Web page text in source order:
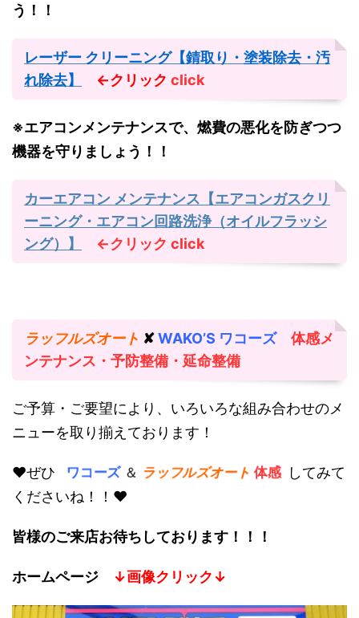
う！！
レーザー クリーニング【錆取り・塗装除去・汚
れ除去】
←クリック click
※エアコンメンテナンスで、燃費の悪化を防ぎつつ
機器を守りましょう！！
カーエアコン メンテナンス【エアコンガスクリ
ーニング・エアコン回路洗浄（オイルフラッシ
ング）】
←クリック click
ラッフルズオート ✘WAKO’S ワコーズ 体感メ
ンテナンス・予防整備・延命整備
ご予算・ご要望により、いろいろな組み合わせのメ
ニューを取り揃えております！
♥ぜひ ワコーズ ＆ ラッフルズオート 体感
してみて
くださいね！！♥
皆様のご来店お待ちしております！！！
ホームページ ↓画像クリック↓